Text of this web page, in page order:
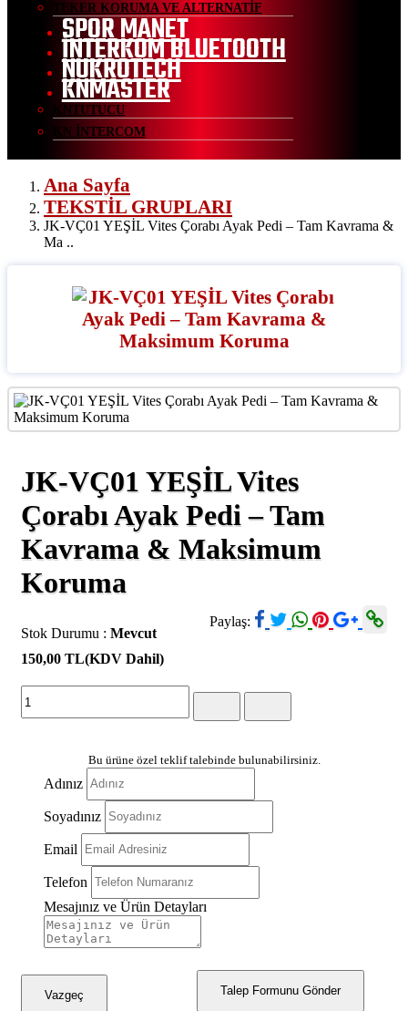
TEKER KORUMA VE ALTERNATİF
SPOR MANET
İNTERKOM BLUETOOTH
NUKROTECH
KNMASTER
KNTUTUCU
KN İNTERCOM
Ana Sayfa
TEKSTİL GRUPLARI
JK-VÇ01 YEŞİL Vites Çorabı Ayak Pedi – Tam Kavrama &
Ma ..
JK-VÇ01 YEŞİL Vites
Çorabı Ayak Pedi – Tam
Kavrama & Maksimum
Koruma
Paylaş:
Stok Durumu : Mevcut
150,00 TL(KDV Dahil)
Bu ürüne özel teklif talebinde bulunabilirsiniz.
Adınız
Soyadınız
Email
Telefon
Mesajınız ve Ürün Detayları
Talep Formunu Gönder
Vazgeç